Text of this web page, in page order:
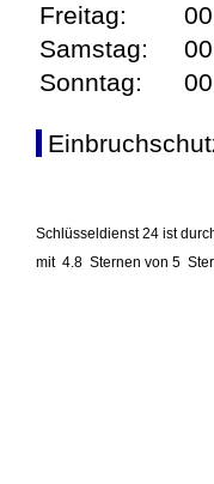
Freitag:
Samstag:
Sonntag:
Schlüsseldienst 24 ist
mit 4.8 Sternen von 5